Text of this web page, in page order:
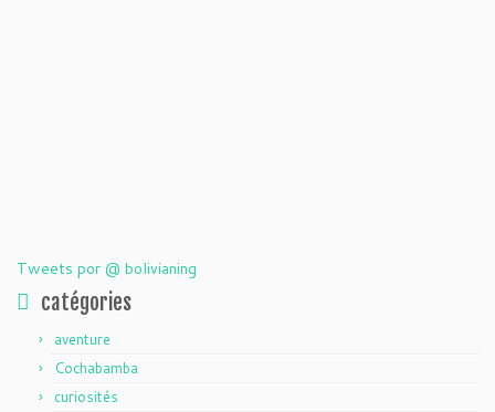
Tweets por @ bolivianing
catégories
aventure
Cochabamba
curiosités